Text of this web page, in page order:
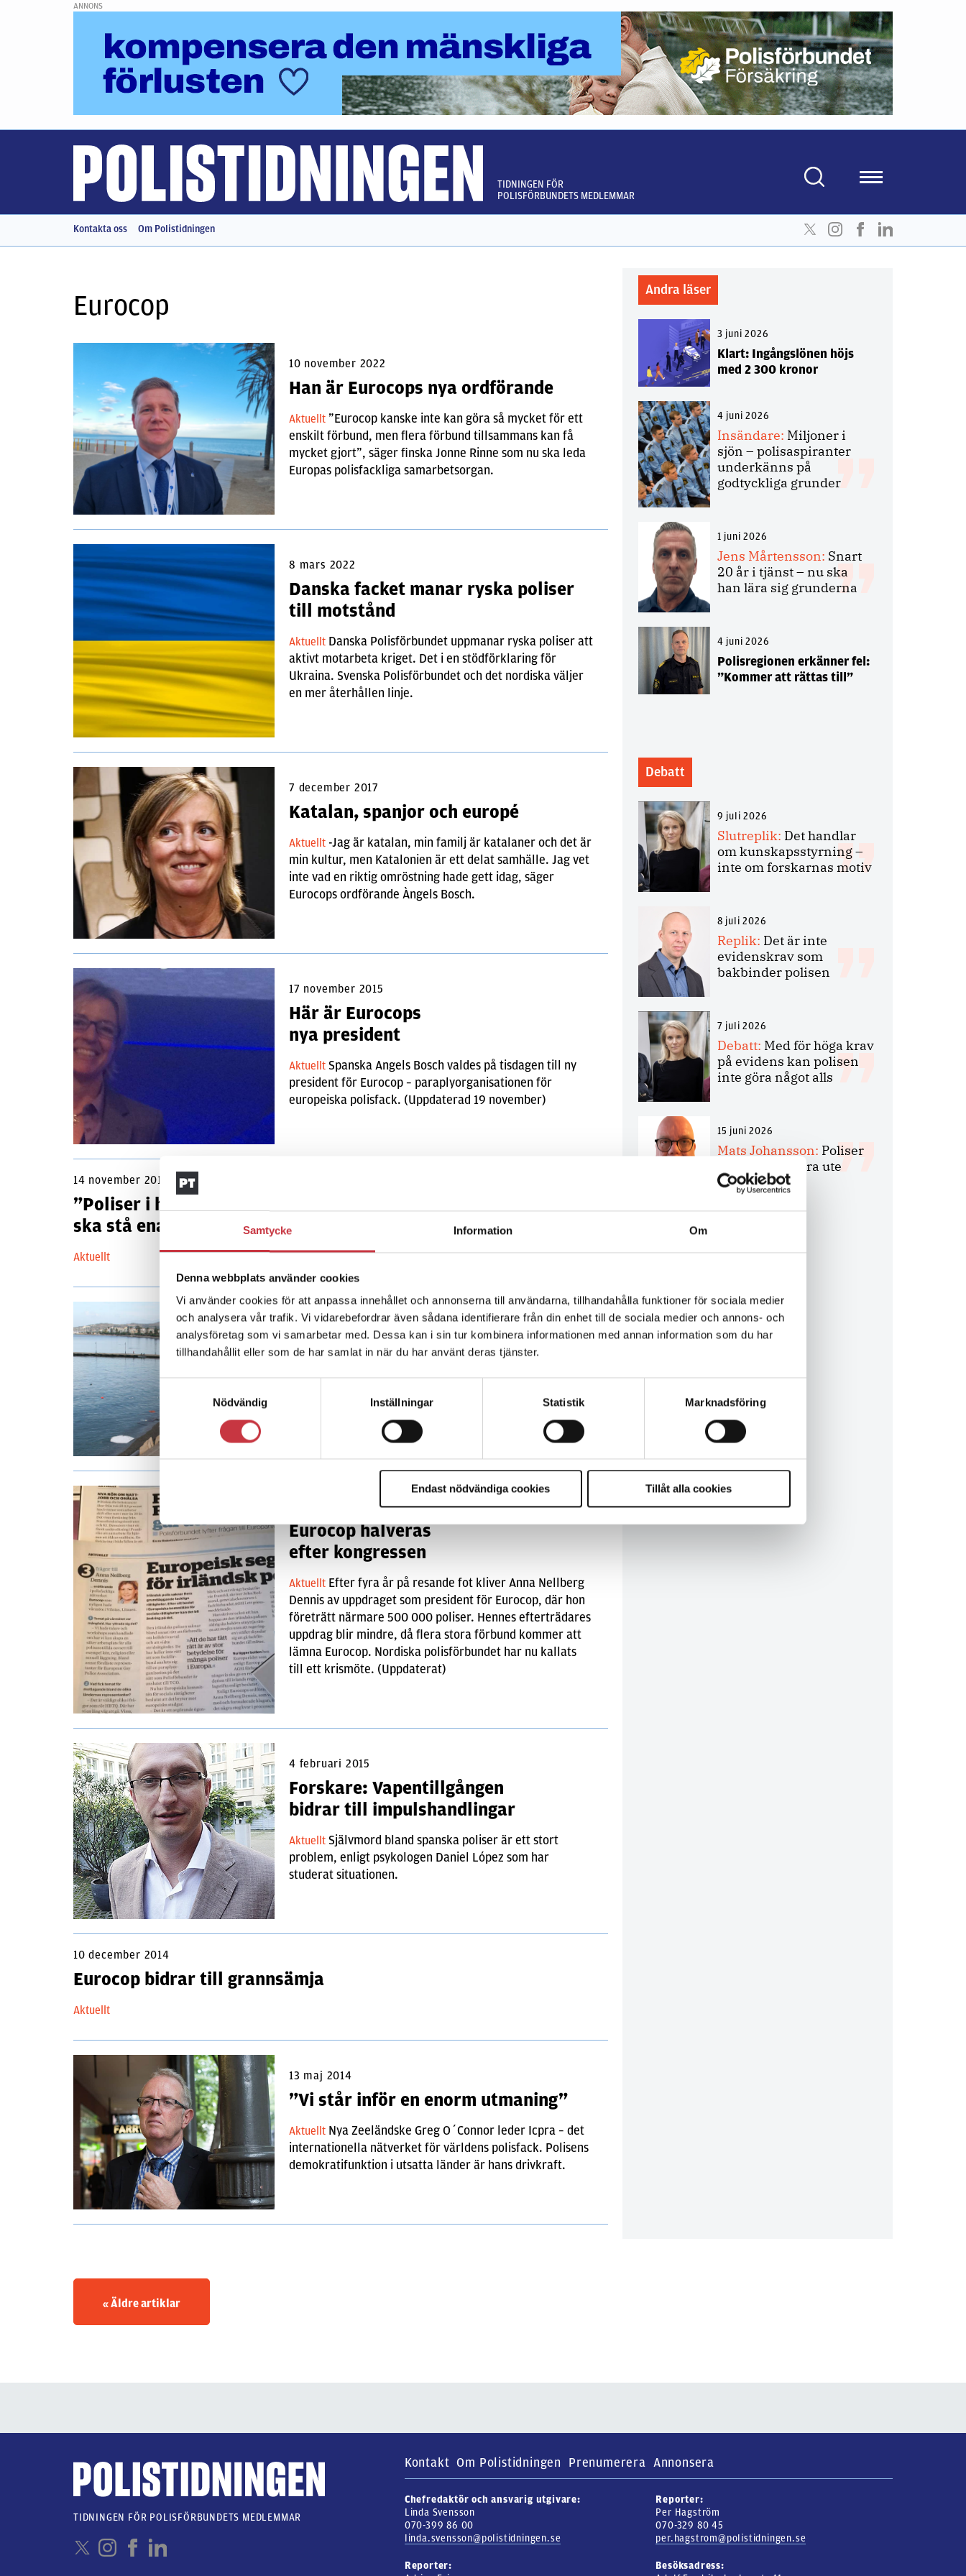
Samtycke Information Om
Denna webbplats använder cookies
Vi använder cookies för att anpassa innehållet och annonserna till användarna, tillhandahålla funktioner för sociala medier
och analysera vår trafik. Vi vidarebefordrar även sådana identifierare från din enhet till de sociala medier och annons- och
analysföretag som vi samarbetar med. Dessa kan i sin tur kombinera informationen med annan information som du har
tillhandahållit eller som de har samlat in när du har använt deras tjänster.
Samtyckesval
Nödvändig
Inställningar Statistik Marknadsföring
Endast nödvändiga cookies Tillåt alla cookies
ANNONS
TIDNINGEN FÖR
POLISFÖRBUNDETS MEDLEMMAR
Kontakta oss Om Polistidningen
Eurocop
10 november 2022
Han är Eurocops nya ordförande
Aktuellt ”Eurocop kanske inte kan göra så mycket för ett
enskilt förbund, men flera förbund tillsammans kan få
mycket gjort”, säger finska Jonne Rinne som nu ska leda
Europas polisfackliga samarbetsorgan.
8 mars 2022
Danska facket manar ryska poliser
till motstånd
Aktuellt Danska Polisförbundet uppmanar ryska poliser att
aktivt motarbeta kriget. Det i en stödförklaring för
Ukraina. Svenska Polisförbundet och det nordiska väljer
en mer återhållen linje.
7 december 2017
Katalan, spanjor och europé
Aktuellt -Jag är katalan, min familj är katalaner och det är
min kultur, men Katalonien är ett delat samhälle. Jag vet
inte vad en riktig omröstning hade gett idag, säger
Eurocops ordförande Àngels Bosch.
17 november 2015
Här är Eurocops
nya president
Aktuellt Spanska Angels Bosch valdes på tisdagen till ny
president för Eurocop – paraplyorganisationen för
europeiska polisfack. (Uppdaterad 19 november)
14 november 2015
”Poliser i hela Europa
ska stå enade …”
Aktuellt
26 oktober 2015
Krismöte om flyktingar på Kos
AktuelltGrekland är extra ansatt av flyktingarnas försök
att nå Europa. På Kos hölls nyligen ett krismöte, där
Eurocops president Anna Nellberg Dennis medverkade.
Eurocop halveras
efter kongressen
Aktuellt Efter fyra år på resande fot kliver Anna Nellberg
Dennis av uppdraget som president för Eurocop, där hon
företrätt närmare 500 000 poliser. Hennes efterträdares
uppdrag blir mindre, då flera stora förbund kommer att
lämna Eurocop. Nordiska polisförbundet har nu kallats
till ett krismöte. (Uppdaterat)
4 februari 2015
Forskare: Vapentillgången
bidrar till impulshandlingar
Aktuellt Självmord bland spanska poliser är ett stort
problem, enligt psykologen Daniel López som har
studerat situationen.
10 december 2014
Eurocop bidrar till grannsämja
Aktuellt
13 maj 2014
”Vi står inför en enorm utmaning”
Aktuellt Nya Zeeländske Greg O´Connor leder Icpra – det
internationella nätverket för världens polisfack. Polisens
demokratifunktion i utsatta länder är hans drivkraft.
«Äldre artiklar
Andra läser
3 juni 2026
Klart: Ingångslönen höjs
med 2 300 kronor
4 juni 2026
Insändare: Miljoner i
sjön – polisaspiranter
underkänns på
godtyckliga grunder
1 juni 2026
Jens Mårtensson: Snart
20 år i tjänst – nu ska
han lära sig grunderna
4 juni 2026
Polisregionen erkänner fel:
”Kommer att rättas till”
Debatt
9 juli 2026
Slutreplik: Det handlar
om kunskapsstyrning –
inte om forskarnas motiv
8 juli 2026
Replik: Det är inte
evidenskrav som
bakbinder polisen
7 juli 2026
Debatt: Med för höga krav
på evidens kan polisen
inte göra något alls
15 juni 2026
Mats Johansson: Poliser
behövs inte bara ute
Kontakt Om Polistidningen Prenumerera Annonsera
Chefredaktör och ansvarig utgivare:
Linda Svensson
070-399 86 00
linda.svensson@polistidningen.se
Reporter:
Per Hagström
070-329 80 45
per.hagstrom@polistidningen.se
Reporter:
Besöksadress:
TIDNINGEN FÖR POLISFÖRBUNDETS MEDLEMMAR